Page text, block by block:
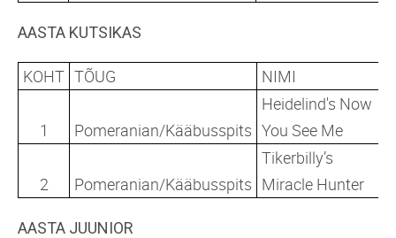
AASTA KUTSIKAS
KOHT TÕUG NIMI
1 Pomeranian/Kääbusspits
Heidelind's Now
You See Me
2 Pomeranian/Kääbusspits
Tikerbilly’s
Miracle Hunter
AASTA JUUNIOR